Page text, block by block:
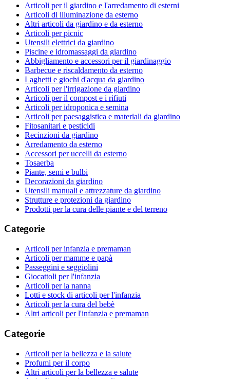
Articoli per il giardino e l'arredamento di esterni
Articoli di illuminazione da esterno
Altri articoli da giardino e da esterno
Articoli per picnic
Utensili elettrici da giardino
Piscine e idromassaggi da giardino
Abbigliamento e accessori per il giardinaggio
Barbecue e riscaldamento da esterno
Laghetti e giochi d'acqua da giardino
Articoli per l'irrigazione da giardino
Articoli per il compost e i rifiuti
Articoli per idroponica e semina
Articoli per paesaggistica e materiali da giardino
Fitosanitari e pesticidi
Recinzioni da giardino
Arredamento da esterno
Accessori per uccelli da esterno
Tosaerba
Piante, semi e bulbi
Decorazioni da giardino
Utensili manuali e attrezzature da giardino
Strutture e protezioni da giardino
Prodotti per la cura delle piante e del terreno
Categorie
Articoli per infanzia e premaman
Articoli per mamme e papà
Passeggini e seggiolini
Giocattoli per l'infanzia
Articoli per la nanna
Lotti e stock di articoli per l'infanzia
Articoli per la cura del bebè
Altri articoli per l'infanzia e premaman
Categorie
Articoli per la bellezza e la salute
Profumi per il corpo
Altri articoli per la bellezza e salute